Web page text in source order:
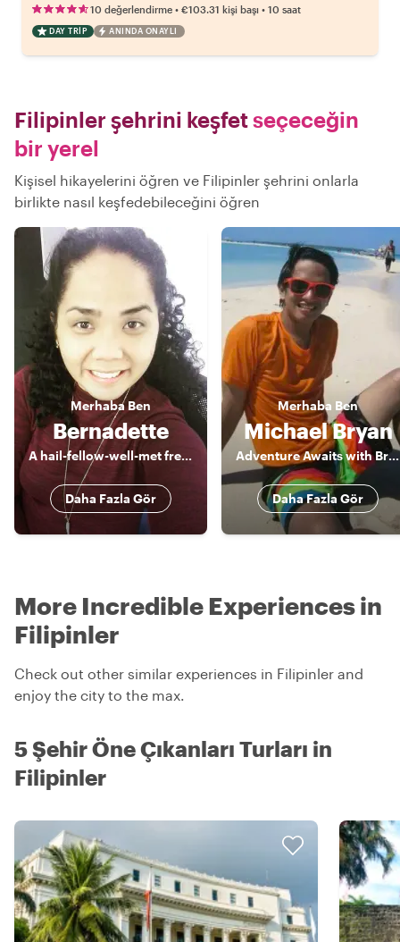
10 değerlendirme • €103.31 kişi başı • 10 saat
DAY TRIP ANINDA ONAYLI
Filipinler şehrini keşfetseçeceğin
bir yerel
Kişisel hikayelerini öğren ve Filipinler şehrini onlarla
birlikte nasıl keşfedebileceğini öğren
MerhabaBen
Bernadette
A hail-fellow-well-met freelance Tour Guide, a true blue of Manila
Daha Fazla Gör
Merhaba Ben
Michael Bryan
Adventure Awaits with Bryan
Daha Fazla Gör
More Incredible Experiences in
Filipinler
Check out other similar experiences in Filipinler and
enjoy the city to the max.
5 Şehir Öne Çıkanları Turları in
Filipinler